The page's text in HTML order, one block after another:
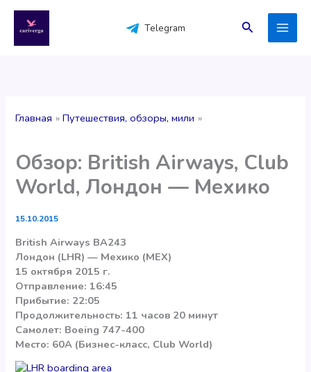
содержимому
Telegram Поиск
Главная Путешествия, обзоры, мили
Обзор: British Airways, Club
World, Лондон — Мехико
15.10.2015
British Airways BA243
Лондон (LHR) — Мехико (MEX)
15 октября 2015 г.
Отправление: 16:45
Прибытие: 22:05
Продолжительность: 11 часов 20 минут
Самолет: Boeing 747-400
Место: 60A (Бизнес-класс, Club World)